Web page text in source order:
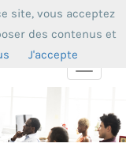
Toggle
site, vous acceptez
des contenus et
J'accepte